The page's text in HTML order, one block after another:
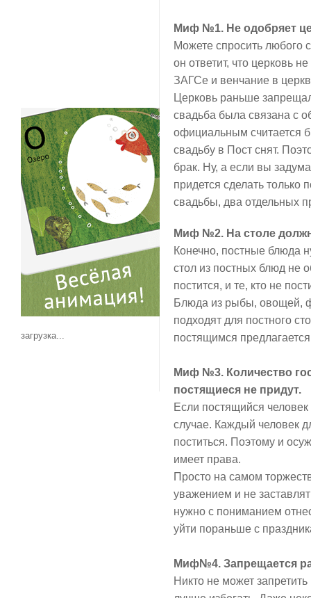
загрузка...
Миф №1. Не одобряет
Можете спросить любого
он ответит, что церковь
ЗАГСе и венчание в
Церковь раньше
свадьба была связана с
официальным считается
свадьбу в Пост снят.
брак. Ну, а если вы
придется сделать только
свадьбы, два отдельных
Миф №2. На столе
Конечно, постные блюда
стол из постных блюд не
постится, и те, кто не
Блюда из рыбы, овощей,
подходят для постного
постящимся
Миф №3. Количество
постящиеся не придут.
Если постящийся
случае. Каждый человек
поститься. Поэтому и
имеет права.
Просто на самом
уважением и не
нужно с пониманием
уйти пораньше с
Миф№4. Запрещается
Никто не может